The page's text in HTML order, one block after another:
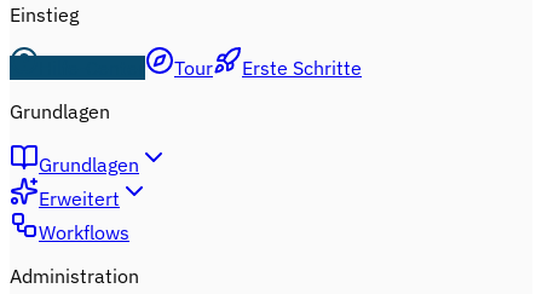
Einstieg
Tour
Erste Schritte
Grundlagen
Grundlagen
Erweitert
Workflows
Administration